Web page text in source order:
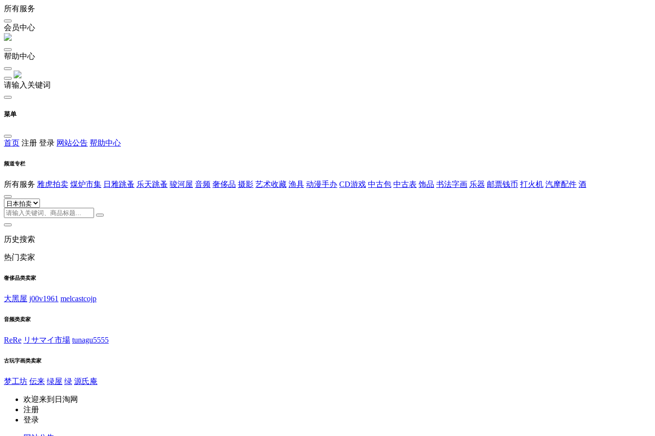
所有服务
会员中心
帮助中心
请输入关键词
菜单
首页 注册 登录 网站公告 帮助中心
频道专栏
所有服务 雅虎拍卖 煤炉市集 日雅跳蚤 乐天跳蚤 骏河屋 音频 奢侈品 摄影 艺术收藏 渔具 动漫手办 CD游戏 中古包 中古表 饰品 书法字画 乐器 邮票钱币 打火机 汽摩配件 酒
历史搜索
热门卖家
奢侈品类卖家
大黑屋 j00v1961 melcastcojp
音频类卖家
ReRe リサマイ市場 tunagu5555
古玩字画类卖家
梦工坊 伝来 绿屋 绿 源氏庵
欢迎来到日淘网
注册
登录